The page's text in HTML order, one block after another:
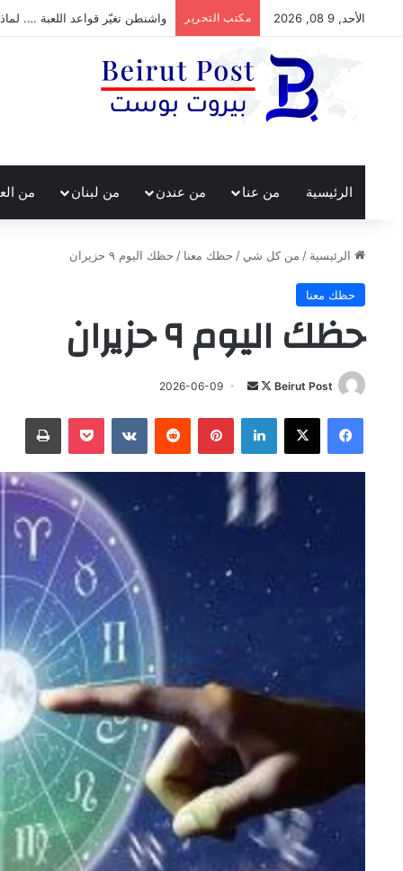
الأحد, 9 08, 2026 مكتب التحرير واشنطن تغيّر قواعد اللعبة ….
الرئيسية من عنا من عندن من لبنان من
الرئيسية / من كل شي / حظك معنا / حظك اليوم ٩ حزيران
حظك معنا
حظك اليوم ٩ حزيران
Beirut Post
تابع
X
أرسل
إلكترونيا
2026-06-09
فيسبوك ‫X لينكدإن بينتيريست
‏Reddit
‏VKontakte
‫Pocket طباعة